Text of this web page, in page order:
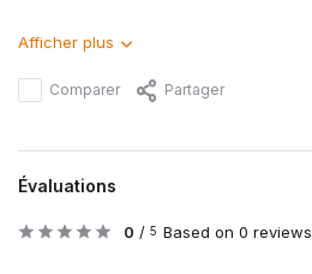
Afficher plus
Comparer Partager
Évaluations
0 / 5 Based on 0 reviews